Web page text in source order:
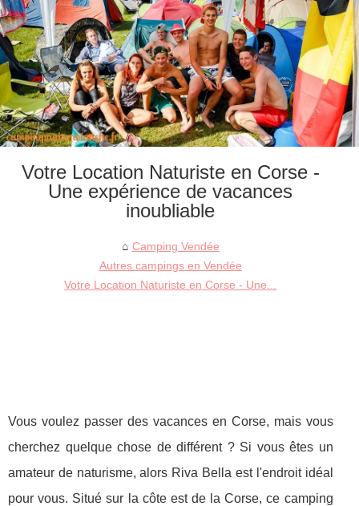
Votre Location Naturiste en Corse -
Une expérience de vacances
inoubliable
Camping Vendée
Autres campings en Vendée
Votre Location Naturiste en Corse - Une...
Vous voulez passer des vacances en Corse, mais vous
cherchez quelque chose de différent ? Si vous êtes un
amateur de naturisme, alors Riva Bella est l'endroit idéal
pour vous. Situé sur la côte est de la Corse, ce camping